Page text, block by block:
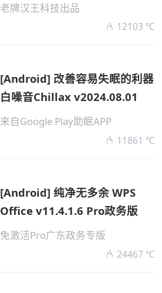
老牌汉王科技出品
12103 ℃
[Android] 改善容易失眠的利器
白噪音Chillax v2024.08.01
来自Google Play助眠APP
11861 ℃
[Android] 纯净无多余 WPS
Office v11.4.1.6 Pro政务版
免激活Pro广东政务专版
24467 ℃